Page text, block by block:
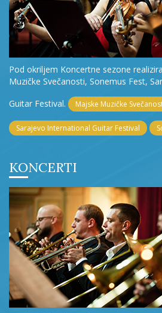
Pod okriljem Koncertne sezone
Muzičke Svečanosti, Sonemus Fest,
Guitar Festival.
Majske Muzičke
Sarajevo International Guitar Festival
KONCERTI